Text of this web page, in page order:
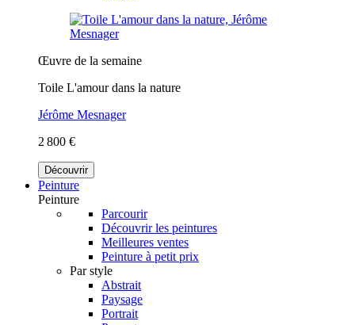
Œuvre de la semaine
Toile L'amour dans la nature
Jérôme Mesnager
2 800 €
Découvrir
Peinture
Peinture
Parcourir
Découvrir les peintures
Meilleures ventes
Peinture à petit prix
Par style
Abstrait
Paysage
Portrait